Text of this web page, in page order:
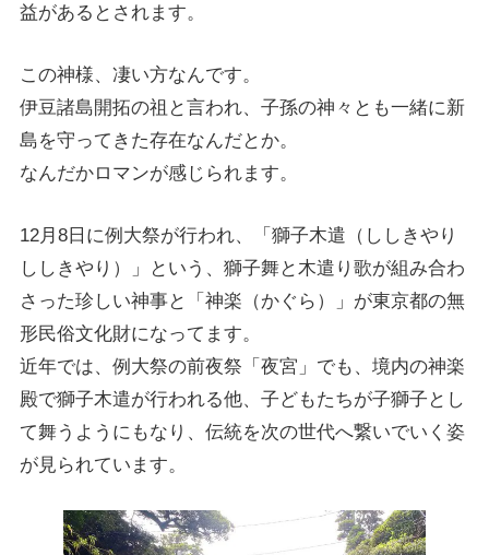
益があるとされます。
この神様、凄い方なんです。
伊豆諸島開拓の祖と言われ、子孫の神々とも一緒に新
島を守ってきた存在なんだとか。
なんだかロマンが感じられます。
12月8日に例大祭が行われ、「獅子木遣（ししきやり
ししきやり）」という、獅子舞と木遣り歌が組み合わ
さった珍しい神事と「神楽（かぐら）」が東京都の無
形民俗文化財になってます。
近年では、例大祭の前夜祭「夜宮」でも、境内の神楽
殿で獅子木遣が行われる他、子どもたちが子獅子とし
て舞うようにもなり、伝統を次の世代へ繋いでいく姿
が見られています。